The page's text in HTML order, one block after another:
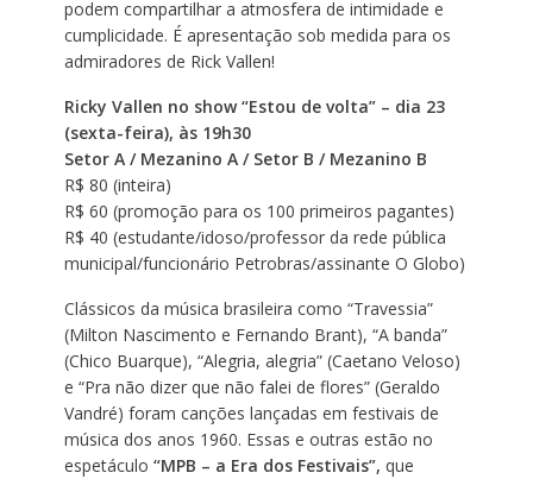
podem compartilhar a atmosfera de intimidade e
cumplicidade. É apresentação sob medida para os
admiradores de Rick Vallen!
Ricky Vallen no show “Estou de volta” – dia 23
(sexta-feira), às 19h30
Setor A / Mezanino A / Setor B / Mezanino B
R$ 80 (inteira)
R$ 60 (promoção para os 100 primeiros pagantes)
R$ 40 (estudante/idoso/professor da rede pública
municipal/funcionário Petrobras/assinante O Globo)
Clássicos da música brasileira como “Travessia”
(Milton Nascimento e Fernando Brant), “A banda”
(Chico Buarque), “Alegria, alegria” (Caetano Veloso)
e “Pra não dizer que não falei de flores” (Geraldo
Vandré) foram canções lançadas em festivais de
música dos anos 1960. Essas e outras estão no
espetáculo “MPB – a Era dos Festivais”, que